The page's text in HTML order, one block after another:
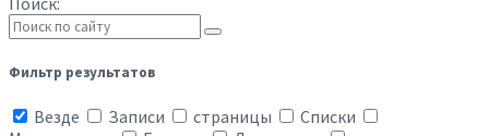
Фильтр результатов
Везде Записи страницы
Списки